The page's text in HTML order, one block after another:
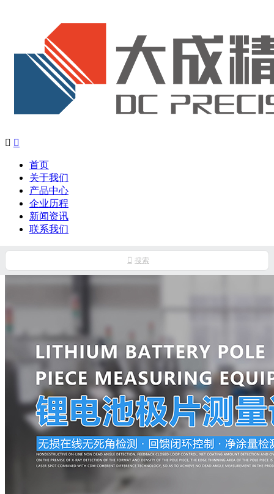
 
首页
关于我们
产品中心
企业历程
新闻资讯
联系我们
 搜索